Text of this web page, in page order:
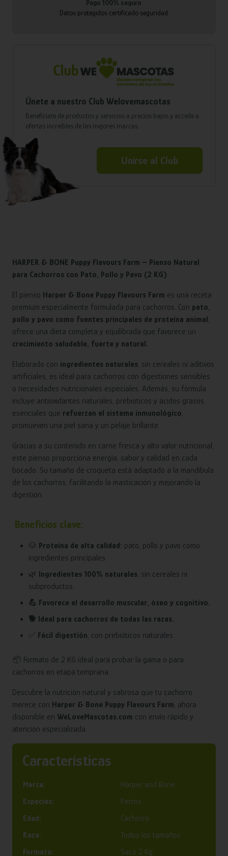
Pago 100% seguro
Datos protegidos certificado seguridad
Únete a nuestro Club Welovemascotas
Benefíciate de productos y servicios a precios bajos y accede a
ofertas increíbles de las mejores marcas
Unirse al Club
HARPER & BONE Puppy Flavours Farm – Pienso Natural
para Cachorros con Pato, Pollo y Pavo (2 KG)
El pienso Harper & Bone Puppy Flavours Farm es una receta
premium especialmente formulada para cachorros. Con pato,
pollo y pavo como fuentes principales de proteína animal ,
ofrece una dieta completa y equilibrada que favorece un
crecimiento saludable, fuerte y natural.
Elaborado con ingredientes naturales, sin cereales ni aditivos
artificiales, es ideal para cachorros con digestiones sensibles
o necesidades nutricionales especiales. Además, su fórmula
incluye antioxidantes naturales, prebióticos y ácidos grasos
esenciales que refuerzan el sistema inmunológico,
promueven una piel sana y un pelaje brillante.
Gracias a su contenido en carne fresca y alto valor nutricional,
este pienso proporciona energía, sabor y calidad en cada
bocado. Su tamaño de croqueta está adaptado a la mandíbula
de los cachorros, facilitando la masticación y mejorando la
digestión.
Beneficios clave:
🐶 Proteína de alta calidad: pato, pollo y pavo como
ingredientes principales.
🌿 Ingredientes 100% naturales, sin cereales ni
subproductos.
💪 Favorece el desarrollo muscular, óseo y cognitivo.
🐕 Ideal para cachorros de todas las razas.
Fácil digestión, con prebióticos naturales.
📦 Formato de 2 KG ideal para probar la gama o para
cachorros en etapa temprana.
Descubre la nutrición natural y sabrosa que tu cachorro
merece con Harper & Bone Puppy Flavours Farm, ahora
disponible en WeLoveMascotas.com con envío rápido y
atención especializada.
Características
Marca:
Harper and Bone
Especies:
Perros
Edad:
Cachorro
Raza:
Todos los tamaños
Formato:
Saco 2 Kg